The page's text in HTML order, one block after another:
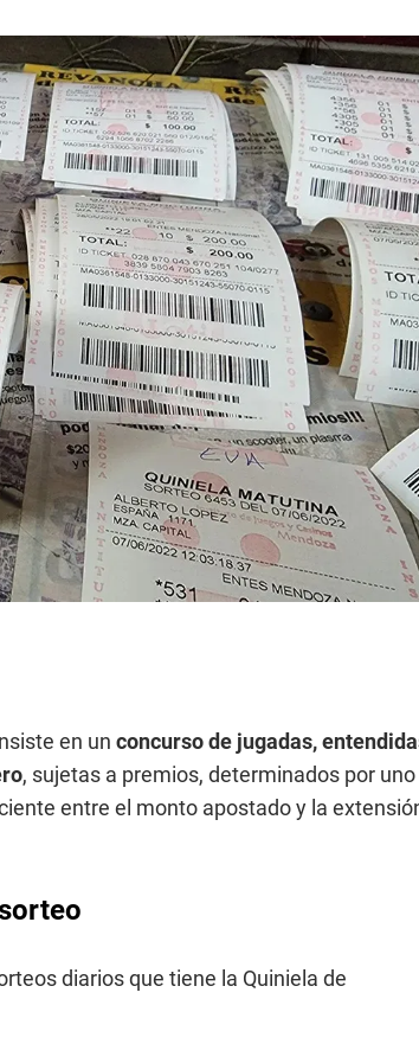
en un concurso de jugadas,
, sujetas a premios, determinados por uno
entre el monto apostado y la
diarios que tiene la Quiniela de